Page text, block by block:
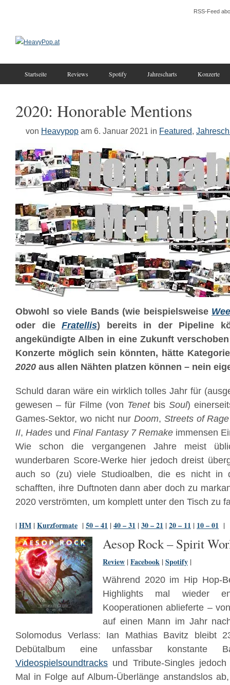
RSS-Feed
Startseite Reviews Spotify Jahrescharts Konzerte
2020: Honorable Mentions
von Heavypop am 6. Januar 2021 in Featured,
Obwohl so viele Bands (wie beispielsweise
oder dieFratellis) bereits in der Pipeline
angekündigte Alben in eine Zukunft
Konzerte möglich sein könnten, hätte
2020 aus allen Nähten platzen können – nein
Schuld daran wäre ein wirklich tolles Jahr für
gewesen – für Filme (von TenetbisSoul)
Games-Sektor, wo nicht nur Doom, Streets of
II, Hades und Final Fantasy 7 Remake immensen
Wie schon die vergangenen Jahre meist
wunderbaren Score-Werke hier jedoch dreist
auch so (zu) viele Studioalben, die es nicht in
schafften, ihre Duftnoten dann aber doch zu
2020 verströmten, um komplett unter den Tisch zu
|HM |Kurzformate |50 – 41 |40 – 31 |30 – 21 |20 – 11 | 10 – 01 |
Aesop Rock – Spirit
Review |Facebook |Spotify |
Während 2020 im Hip Hop-
Highlights mal wieder
Kooperationen ablieferte –
auf einen Mann im Jahr
Solomodus Verlass: Ian Mathias Bavitz bleibt
Debütalbum eine unfassbar konstante
Videospielsoundtracks und Tribute-Singles
Mal in Folge auf Album-Überlänge anstandslos